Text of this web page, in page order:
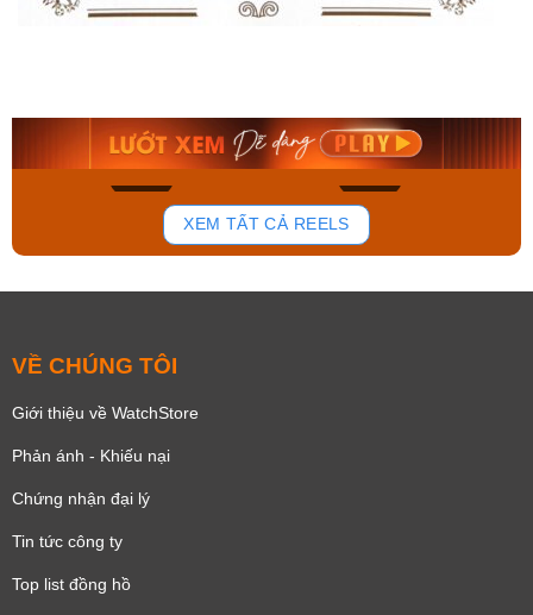
551
Mua ngay Mua ngay
XEM TẤT CẢ REELS
VỀ CHÚNG TÔI
Giới thiệu về WatchStore
Phản ánh - Khiếu nại
Chứng nhận đại lý
Tin tức công ty
Top list đồng hồ